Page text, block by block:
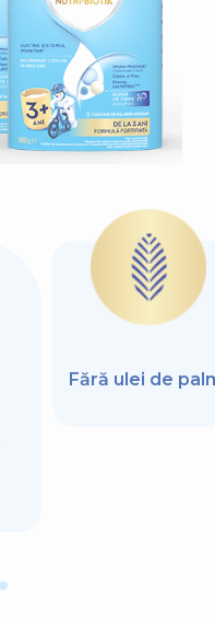
Fără ulei de